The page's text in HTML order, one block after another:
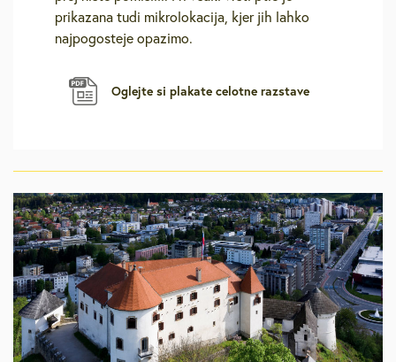
prikazana tudi mikrolokacija, kjer jih lahko
najpogosteje opazimo.
Oglejte si plakate celotne razstave